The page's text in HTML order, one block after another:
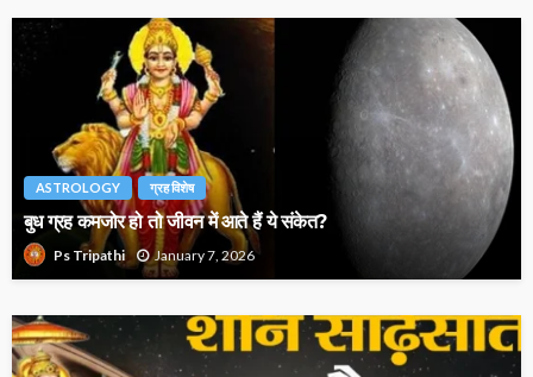
ASTROLOGY ग्रह विशेष
बुध ग्रह कमजोर हो तो जीवन में आते हैं ये संकेत?
Ps Tripathi January 7, 2026